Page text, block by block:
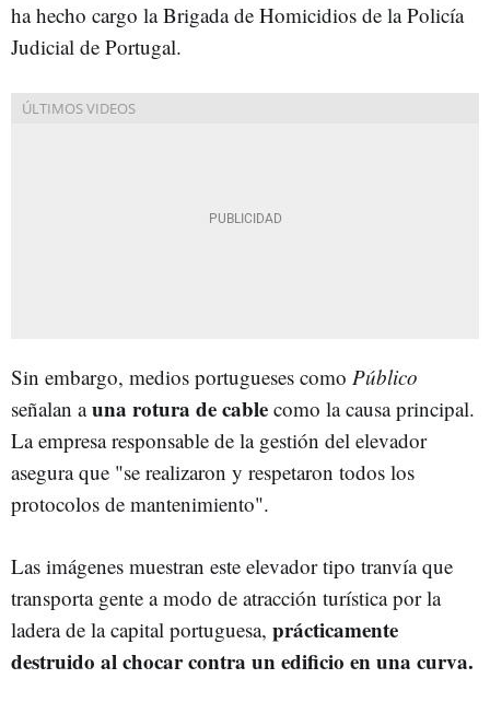
ha hecho cargo la Brigada de Homicidios de la Policía
Judicial de Portugal.
Sin embargo, medios portugueses como Público
señalan auna rotura de cable como la causa principal.
La empresa responsable de la gestión del elevador
asegura que "se realizaron y respetaron todos los
protocolos de mantenimiento".
Las imágenes muestran este elevador tipo tranvía que
transporta gente a modo de atracción turística por la
ladera de la capital portuguesa, prácticamente
destruido al chocar contra un edificio en una curva.